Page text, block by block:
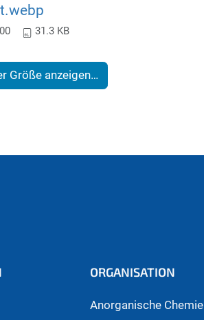
31.3 KB
Größe anzeigen…
ORGANISATION
Anorganische Chemie